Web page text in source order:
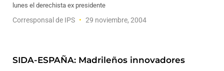
lunes el derechista ex presidente
Corresponsal de IPS 29 noviembre, 2004
SIDA-ESPAÑA: Madrileños innovadores